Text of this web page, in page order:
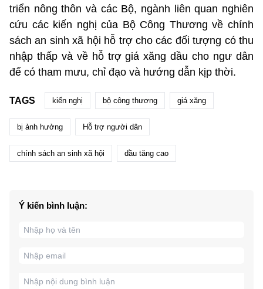
triển nông thôn và các Bộ, ngành liên quan nghiên
cứu các kiến nghị của Bộ Công Thương về chính
sách an sinh xã hội hỗ trợ cho các đối tượng có thu
nhập thấp và về hỗ trợ giá xăng dầu cho ngư dân
để có tham mưu, chỉ đạo và hướng dẫn kịp thời.
TAGS kiến nghị bộ công thương giá xăng
bị ảnh hưởng Hỗ trợ người dân
chính sách an sinh xã hội dầu tăng cao
Ý kiến bình luận: